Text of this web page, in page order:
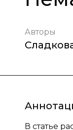
Авторы
В статье